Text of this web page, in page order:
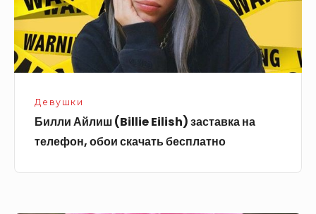
телефон,
обои
скачать
бесплатно
Девушки
Билли Айлиш (Billie Eilish) заставка на
телефон, обои скачать бесплатно